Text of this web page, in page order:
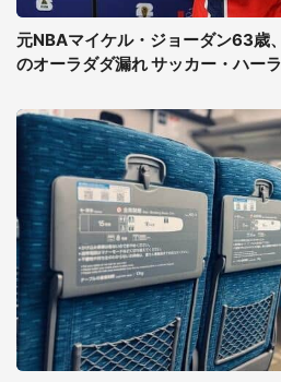
元NBAマイケル・ジョーダン63歳
のオーラダダ漏れ サッカー・ハー